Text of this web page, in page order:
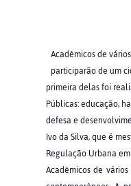
Acadêmicos de
participarão de um
primeira delas foi
Públicas: educação,
defesa e
Ivo da Silva, que é
Regulação Urbana
Acadêmicos de